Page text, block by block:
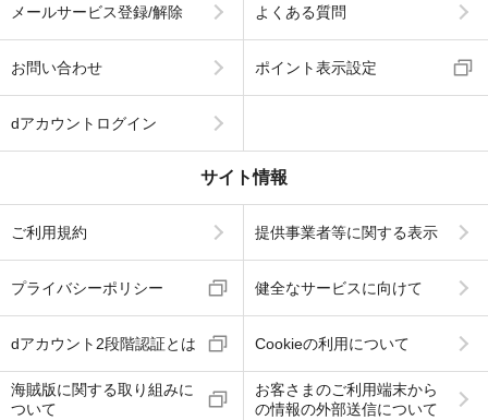
メールサービス登録/解除 よくある質問
お問い合わせ ポイント表示設定
dアカウントログイン
サイト情報
ご利用規約 提供事業者等に関する表示
プライバシーポリシー 健全なサービスに向けて
dアカウント2段階認証とは Cookieの利用について
海賊版に関する取り組みに
ついて
お客さまのご利用端末から
の情報の外部送信について